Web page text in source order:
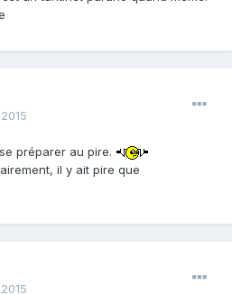
préparer au pire.
il y ait pire que